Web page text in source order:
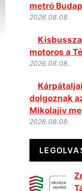
metró
2026.08.08.
motoros a
2026.08.08.
dolgoznak
Mikolajiv
2026.08.08.